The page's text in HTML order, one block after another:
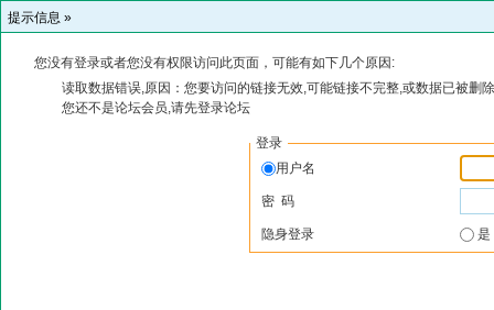
提示信息 »
您没有登录或者您没有权限访问此页面，可能有如下几个原因:
读取数据错误,原因：您要访问的链接无效,可能链接不完整,或数据已被删
您还不是论坛会员,请先登录论坛
登录
用户名
密 码
隐身登录